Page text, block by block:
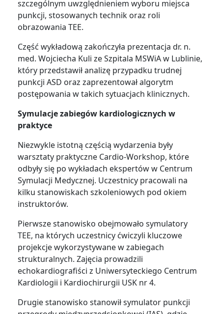
szczególnym uwzględnieniem wyboru miejsca
punkcji, stosowanych technik oraz roli
obrazowania TEE.
Część wykładową zakończyła prezentacja dr. n.
med. Wojciecha Kuli ze Szpitala MSWiA w Lublinie,
który przedstawił analizę przypadku trudnej
punkcji ASD oraz zaprezentował algorytm
postępowania w takich sytuacjach klinicznych.
Symulacje zabiegów kardiologicznych w
praktyce
Niezwykle istotną częścią wydarzenia były
warsztaty praktyczne Cardio-Workshop, które
odbyły się po wykładach ekspertów w Centrum
Symulacji Medycznej. Uczestnicy pracowali na
kilku stanowiskach szkoleniowych pod okiem
instruktorów.
Pierwsze stanowisko obejmowało symulatory
TEE, na których uczestnicy ćwiczyli kluczowe
projekcje wykorzystywane w zabiegach
strukturalnych. Zajęcia prowadzili
echokardiografiści z Uniwersyteckiego Centrum
Kardiologii i Kardiochirurgii USK nr 4.
Drugie stanowisko stanowił symulator punkcji